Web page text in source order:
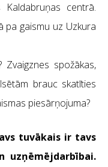
centrā.
pa gaismu uz Uzkura
spožākas,
brauc skatīties
piesārņojuma?
tuvākais ir tavs
uzņēmējdarbībai.